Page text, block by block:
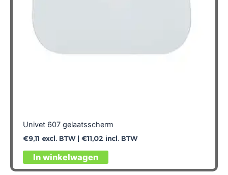
Univet 607 gelaatsscherm
€9,11 excl. BTW | €11,02incl. BTW
In winkelwagen